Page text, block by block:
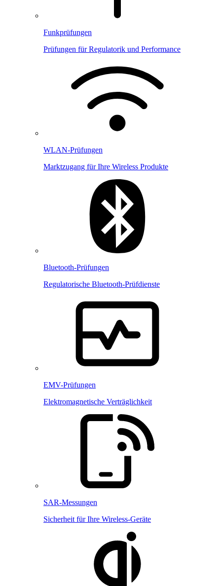
Funkprüfungen
Prüfungen für Regulatorik und Performance
WLAN-Prüfungen
Marktzugang für Ihre Wireless Produkte
Bluetooth-Prüfungen
Regulatorische Bluetooth-Prüfdienste
EMV-Prüfungen
Elektromagnetische Verträglichkeit
SAR-Messungen
Sicherheit für Ihre Wireless-Geräte